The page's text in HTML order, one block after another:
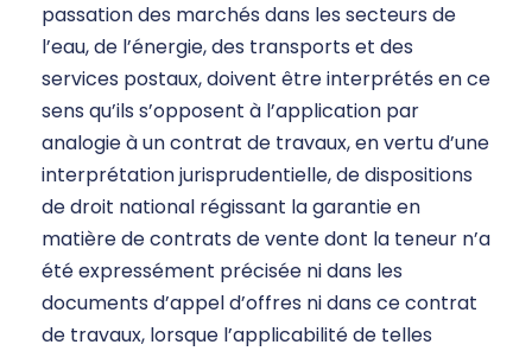
passation des marchés dans les secteurs de
l’eau, de l’énergie, des transports et des
services postaux, doivent être interprétés en ce
sens qu’ils s’opposent à l’application par
analogie à un contrat de travaux, en vertu d’une
interprétation jurisprudentielle, de dispositions
de droit national régissant la garantie en
matière de contrats de vente dont la teneur n’a
été expressément précisée ni dans les
documents d’appel d’offres ni dans ce contrat
de travaux, lorsque l’applicabilité de telles